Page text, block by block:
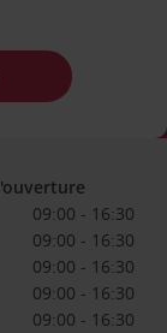
09:00 - 16:30
09:00 - 16:30
09:00 - 16:30
09:00 - 16:30
09:00 - 16:30